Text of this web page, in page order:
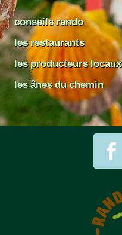
conseils rando
les restaurants
les producteurs locaux
les ânes du chemin